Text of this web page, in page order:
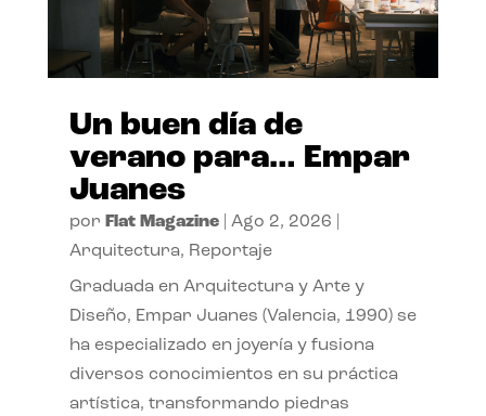
Un buen día de
verano para… Empar
Juanes
por Flat Magazine| Ago 2, 2026
Arquitectura, Reportaje
Graduada en Arquitectura y Arte y
Diseño, Empar Juanes (Valencia, 1990) se
ha especializado en joyería y fusiona
diversos conocimientos en su práctica
artística, transformando piedras